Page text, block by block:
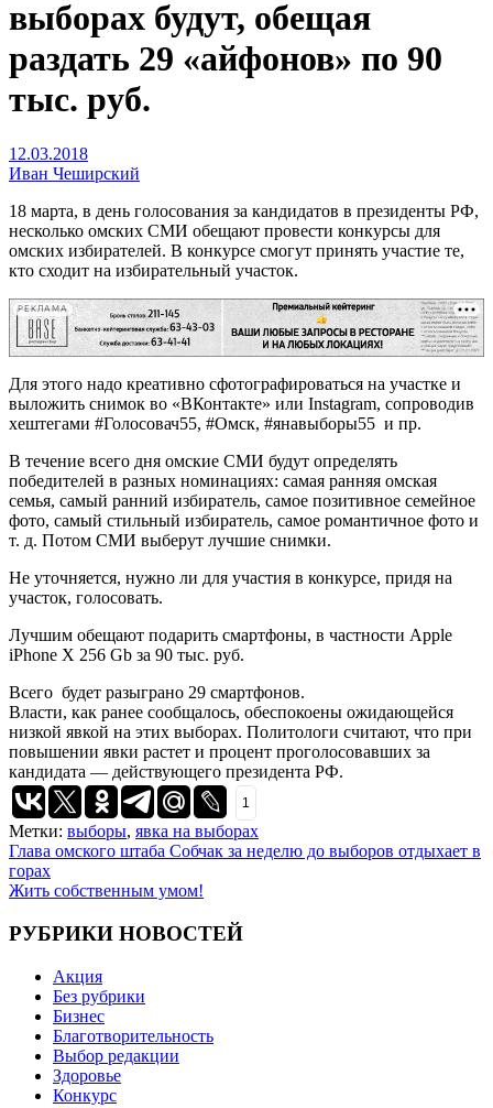
выборах будут, обещая
раздать 29 «айфонов» по 90
тыс. руб.
12.03.2018
Иван Чеширский
18 марта, в день голосования за кандидатов в президенты РФ,
несколько омских СМИ обещают провести конкурсы для
омских избирателей. В конкурсе смогут принять участие те,
кто сходит на избирательный участок.
РЕКЛАМА
Для этого надо креативно сфотографироваться на участке и
выложить снимок во «ВКонтакте» или Instagram, сопроводив
хештегами #Голосовач55, #Омск, #янавыборы55 и пр.
В течение всего дня омские СМИ будут определять
победителей в разных номинациях: самая ранняя омская
семья, самый ранний избиратель, самое позитивное семейное
фото, самый стильный избиратель, самое романтичное фото и
т. д. Потом СМИ выберут лучшие снимки.
Не уточняется, нужно ли для участия в конкурсе, придя на
участок, голосовать.
Лучшим обещают подарить смартфоны, в частности Apple
iPhone X 256 Gb за 90 тыс. руб.
Всего будет разыграно 29 смартфонов.
Власти, как ранее сообщалось, обеспокоены ожидающейся
низкой явкой на этих выборах. Политологи считают, что при
повышении явки растет и процент проголосовавших за
кандидата — действующего президента РФ.
1
Метки: выборы, явка на выборах
Навигация
по
Глава омского штаба Собчак за неделю до выборов отдыхает в
горах
Жить собственным умом!
РУБРИКИ НОВОСТЕЙ
Акция
Без рубрики
Бизнес
Благотворительность
Выбор редакции
Здоровье
Конкурс